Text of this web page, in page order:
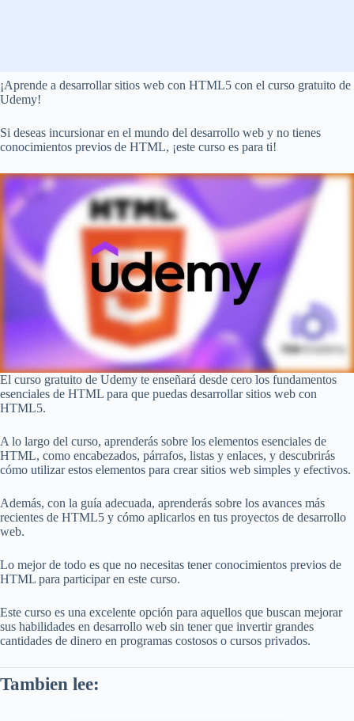
¡Aprende a desarrollar sitios web con HTML5 con el curso gratuito de
Udemy!
Si deseas incursionar en el mundo del desarrollo web y no tienes
conocimientos previos de HTML, ¡este curso es para ti!
El curso gratuito de Udemy te enseñará desde cero los fundamentos
esenciales de HTML para que puedas desarrollar sitios web con
HTML5.
A lo largo del curso, aprenderás sobre los elementos esenciales de
HTML, como encabezados, párrafos, listas y enlaces, y descubrirás
cómo utilizar estos elementos para crear sitios web simples y efectivos.
Además, con la guía adecuada, aprenderás sobre los avances más
recientes de HTML5 y cómo aplicarlos en tus proyectos de desarrollo
web.
Lo mejor de todo es que no necesitas tener conocimientos previos de
HTML para participar en este curso.
Este curso es una excelente opción para aquellos que buscan mejorar
sus habilidades en desarrollo web sin tener que invertir grandes
cantidades de dinero en programas costosos o cursos privados.
Tambien lee: